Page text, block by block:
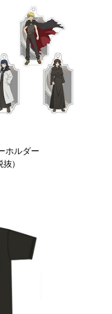
ホルダー
）